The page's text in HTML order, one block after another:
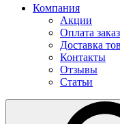
Компания
Акции
Оплата
Доставка
Контакты
Отзывы
Статьи